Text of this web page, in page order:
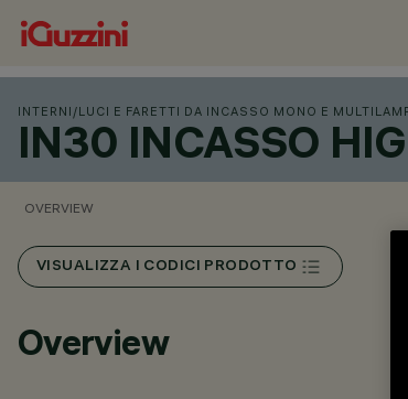
INTERNI /LUCI E FARETTI DA INCASSO MONO E
IN30 INCASSO
OVERVIEW
VISUALIZZA I CODICI PRODOTTO
Overview